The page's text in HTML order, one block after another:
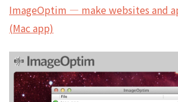
ImageOptim — make websites and
(Mac app)